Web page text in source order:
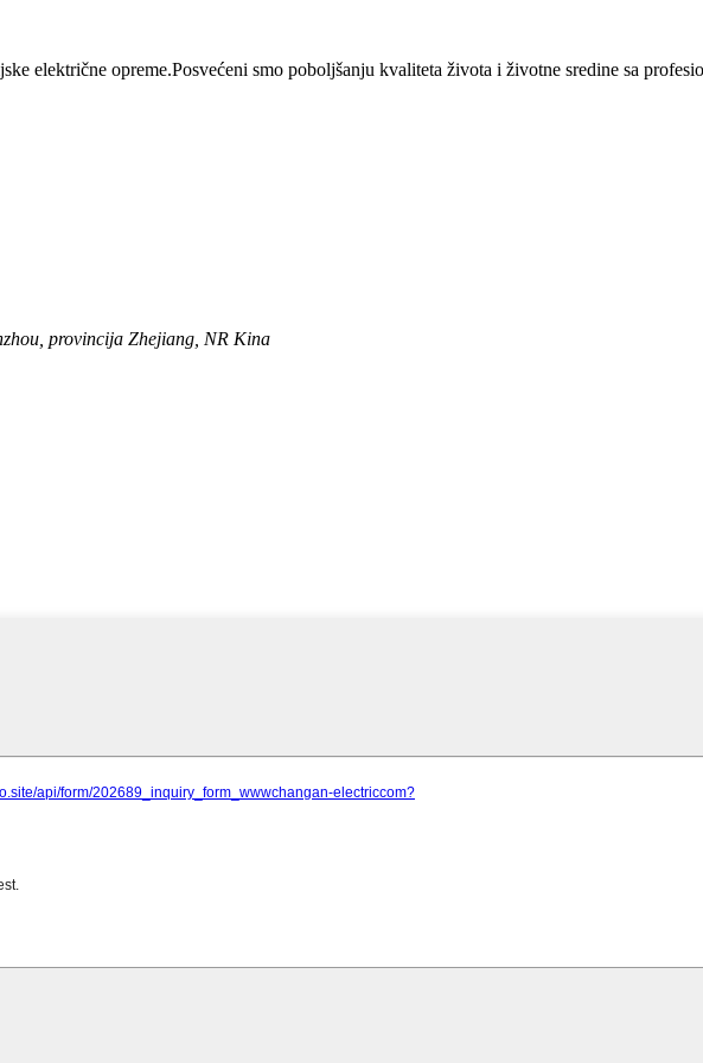
električne opreme.Posvećeni smo poboljšanju kvaliteta života i životne sredine sa
provincija Zhejiang, NR Kina